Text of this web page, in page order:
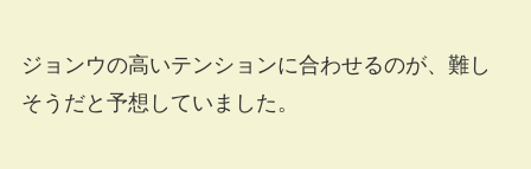
ジョンウの高いテンションに合わせるのが、難し
そうだと予想していました。